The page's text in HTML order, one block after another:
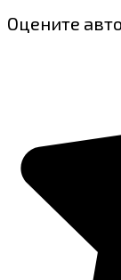
Оцените